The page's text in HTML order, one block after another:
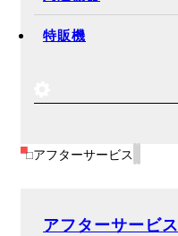
特販機
アフターサービス
アフターサービス